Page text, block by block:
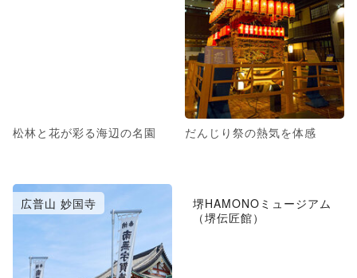
松林と花が彩る海辺の名園 だんじり祭の熱気を体感
広普山 妙国寺
堺HAMONOミュージアム
（堺伝匠館）